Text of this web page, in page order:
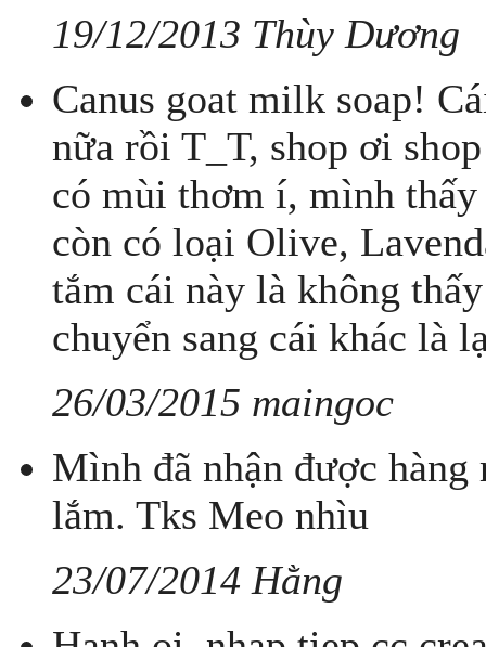
19/12/2013 Thùy Dương
Canus goat milk soap!
nữa rồi T_T, shop ơi
có mùi thơm í, mình thấy
còn có loại Olive,
tắm cái này là không
chuyển sang cái khác là
26/03/2015 maingoc
Mình đã nhận được
lắm. Tks Meo nhìu
23/07/2014 Hằng